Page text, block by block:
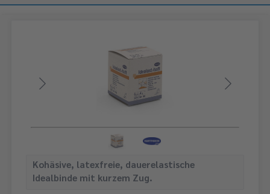
Kohäsive, latexfreie, dauerelastische
Idealbinde mit kurzem Zug.